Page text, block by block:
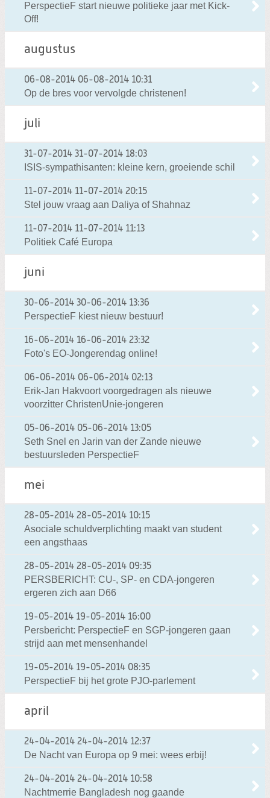
PerspectieF start nieuwe politieke jaar met Kick-
Off!
augustus
06-08-2014 06-08-2014 10:31
Op de bres voor vervolgde christenen!
juli
31-07-2014 31-07-2014 18:03
ISIS-sympathisanten: kleine kern, groeiende schil
11-07-2014 11-07-2014 20:15
Stel jouw vraag aan Daliya of Shahnaz
11-07-2014 11-07-2014 11:13
Politiek Café Europa
juni
30-06-2014 30-06-2014 13:36
PerspectieF kiest nieuw bestuur!
16-06-2014 16-06-2014 23:32
Foto's EO-Jongerendag online!
06-06-2014 06-06-2014 02:13
Erik-Jan Hakvoort voorgedragen als nieuwe
voorzitter ChristenUnie-jongeren
05-06-2014 05-06-2014 13:05
Seth Snel en Jarin van der Zande nieuwe
bestuursleden PerspectieF
mei
28-05-2014 28-05-2014 10:15
Asociale schuldverplichting maakt van student
een angsthaas
28-05-2014 28-05-2014 09:35
PERSBERICHT: CU-, SP- en CDA-jongeren
ergeren zich aan D66
19-05-2014 19-05-2014 16:00
Persbericht: PerspectieF en SGP-jongeren gaan
strijd aan met mensenhandel
19-05-2014 19-05-2014 08:35
PerspectieF bij het grote PJO-parlement
april
24-04-2014 24-04-2014 12:37
De Nacht van Europa op 9 mei: wees erbij!
24-04-2014 24-04-2014 10:58
Nachtmerrie Bangladesh nog gaande